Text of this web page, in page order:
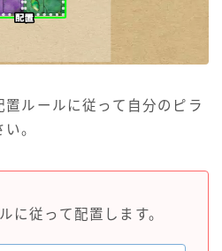
ルールに従って自分のピラ
。
に従って配置します。